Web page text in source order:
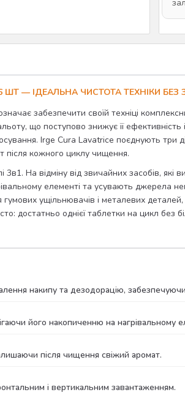
ШТ — ІДЕАЛЬНА ЧИСТОТА ТЕХНІКИ БЕЗ
забезпечити своїй техніці
що поступово знижує її
Irge Cura Lavatrice поєднують три
після кожного циклу чищення.
3в1. На відміну від звичайних засобів,
елементі та усувають джерела
ущільнювачів і металевих
достатньо однієї таблетки на цикл без
накипу та дезодорацію,
його накопиченню на нагрівальному
після чищення свіжий аромат.
і вертикальним завантаженням.